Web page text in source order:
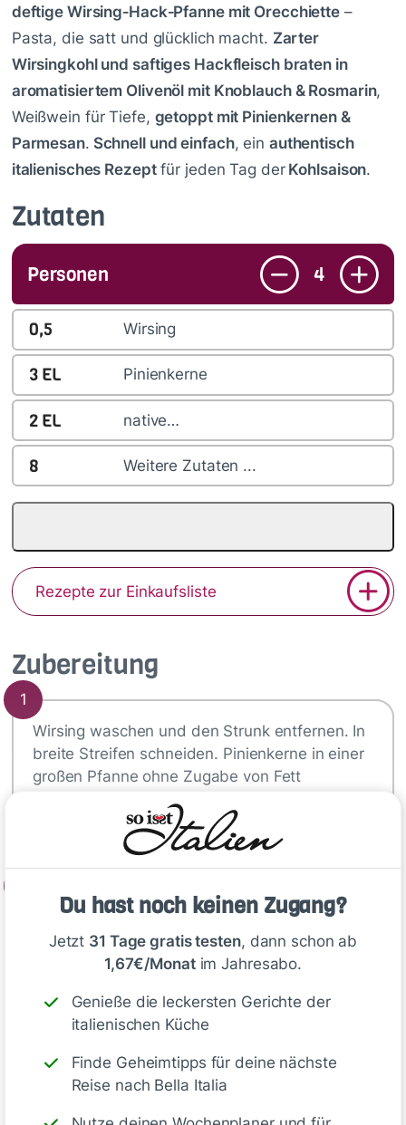
Du hast noch keinen Zugang?
Jetzt 31 Tage gratis testen, dann schon ab
1,67€/Monatim Jahresabo.
Genieße die leckersten Gerichte der
italienischen Küche
Finde Geheimtipps für deine nächste
Reise nach Bella Italia
Zubereitung
1
Wirsing waschen und den Strunk entfernen. In
breite Streifen schneiden. Pinienkerne in einer
großen Pfanne ohne Zugabe von Fett
anrösten, dann aus der Pfanne nehmen und
auskühlen lassen.
Olivenöl in derselben Pfanne erhitzen…
Statt Weißweinnimm einfach
Gemüsebrühe!
deftige Wirsing‑Hack‑Pfanne mit Orecchiette –
Pasta, die satt und glücklich macht. Zarter
Wirsingkohl und saftiges Hackfleisch braten in
aromatisiertem Olivenöl mit Knoblauch & Rosmarin,
Weißwein für Tiefe, getoppt mit Pinienkernen &
Parmesan. Schnell und einfach, ein authentisch
italienisches Rezeptfür jeden Tag derKohlsaison.
Zutaten
Personen 4
0,5 Wirsing
3 EL Pinienkerne
2EL native…
8 Weitere Zutaten ...
Rezepte zur Einkaufsliste